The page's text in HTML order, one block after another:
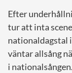
Efter
tur att inta
nationaldagstal
väntar allsång
i nationalsången.